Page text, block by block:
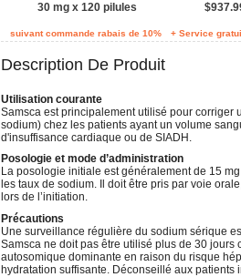
30 mg x 120 pilules
suivant commande rabais de 10% + Service
Description De Produit
Utilisation courante
Samsca est principalement utilisé pour
sodium) chez les patients ayant un volume
d'insuffisance cardiaque ou de SIADH.
Posologie et mode d’administration
La posologie initiale est généralement de 15
les taux de sodium. Il doit être pris par voie
lors de l’initiation.
Précautions
Une surveillance régulière du sodium sérique
Samsca ne doit pas être utilisé plus de 30
autosomique dominante en raison du risque
hydratation suffisante. Déconseillé aux patients